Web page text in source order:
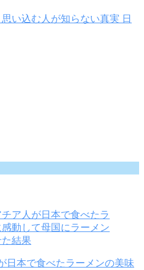
い込む人が知らない真実 日
日本で食べたラーメンの美味